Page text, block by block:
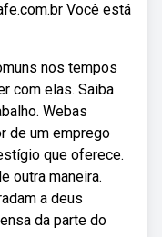
Você está
nos tempos
com elas. Saiba
Webas
de um emprego
que oferece.
outra maneira.
a deus
da parte do